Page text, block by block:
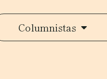
Columnistas